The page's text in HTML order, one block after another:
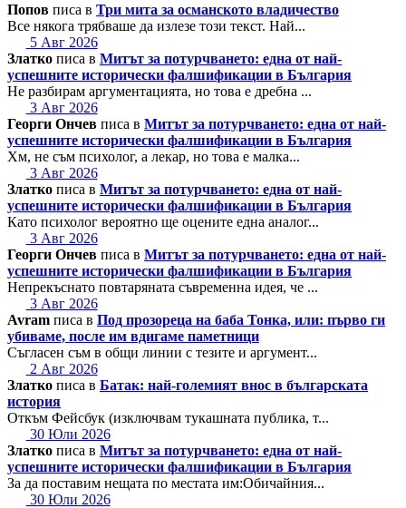
Попов писа в Три мита за османското владичество
Все някога трябваше да излезе този текст. Най...
5 Авг 2026
Златко писа в Митът за потурчването: една от най-
успешните исторически фалшификации в България
Не разбирам аргументацията, но това е дребна ...
3 Авг 2026
Георги Ончев писа в Митът за потурчването: една от най-
успешните исторически фалшификации в България
Хм, не съм психолог, а лекар, но това е малка...
3 Авг 2026
Златко писа в Митът за потурчването: една от най-
успешните исторически фалшификации в България
Като психолог вероятно ще оцените една аналог...
3 Авг 2026
Георги Ончев писа в Митът за потурчването: една от най-
успешните исторически фалшификации в България
Непрекъснато повтаряната съвременна идея, че ...
3 Авг 2026
Avram писа в Под прозореца на баба Тонка, или: първо ги
убиваме, после им вдигаме паметници
Съгласен съм в общи линии с тезите и аргумент...
2 Авг 2026
Златко писа в Батак: най-големият внос в българската
история
Откъм Фейсбук (изключвам тукашната публика, т...
30 Юли 2026
Златко писа в Митът за потурчването: една от най-
успешните исторически фалшификации в България
За да поставим нещата по местата им:Обичайния...
30 Юли 2026